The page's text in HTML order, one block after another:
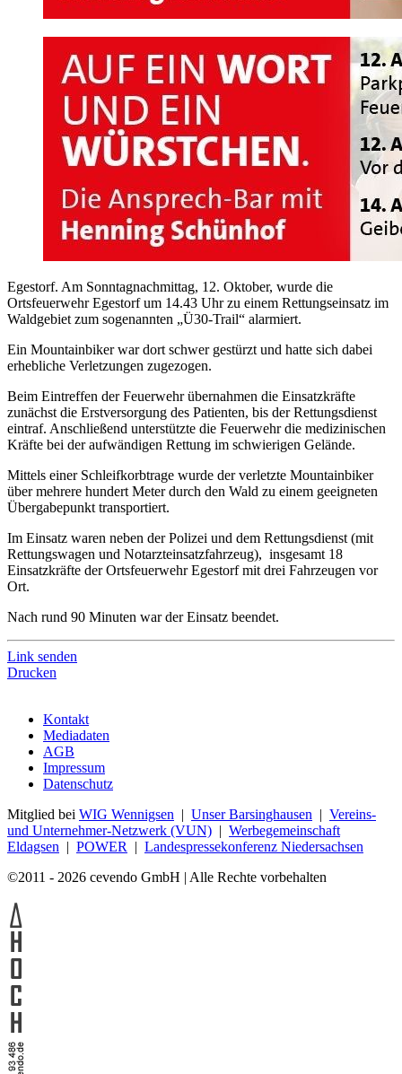
Egestorf. Am Sonntagnachmittag, 12. Oktober, wurde die
Ortsfeuerwehr Egestorf um 14.43 Uhr zu einem Rettungseinsatz im
Waldgebiet zum sogenannten „Ü30-Trail“ alarmiert.
Ein Mountainbiker war dort schwer gestürzt und hatte sich dabei
erhebliche Verletzungen zugezogen.
Beim Eintreffen der Feuerwehr übernahmen die Einsatzkräfte
zunächst die Erstversorgung des Patienten, bis der Rettungsdienst
eintraf. Anschließend unterstützte die Feuerwehr die medizinischen
Kräfte bei der aufwändigen Rettung im schwierigen Gelände.
Mittels einer Schleifkorbtrage wurde der verletzte Mountainbiker
über mehrere hundert Meter durch den Wald zu einem geeigneten
Übergabepunkt transportiert.
Im Einsatz waren neben der Polizei und dem Rettungsdienst (mit
Rettungswagen und Notarzteinsatzfahrzeug), insgesamt 18
Einsatzkräfte der Ortsfeuerwehr Egestorf mit drei Fahrzeugen vor
Ort.
Nach rund 90 Minuten war der Einsatz beendet.
Link senden
Drucken
Kontakt
Mediadaten
AGB
Impressum
Datenschutz
Mitglied bei WIG Wennigsen | Unser Barsinghausen | Vereins-
und Unternehmer-Netzwerk (VUN) | Werbegemeinschaft
Eldagsen | POWER | Landespressekonferenz Niedersachsen
©2011 - 2026 cevendo GmbH | Alle Rechte vorbehalten